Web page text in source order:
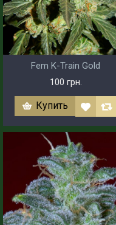
Fem K-Train Gold
100 грн.
Купить